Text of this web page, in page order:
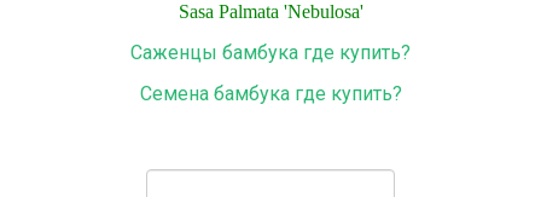
SasaPalmata'Nebulosa'
Саженцы бамбука где купить?
Семена бамбука где купить?